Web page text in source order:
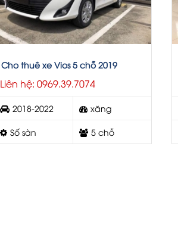
Cho thuê xe Vios 5 chỗ 2019
Liên hệ: 0969.39.7074
2018-2022 xăng
Số sàn 5 chỗ